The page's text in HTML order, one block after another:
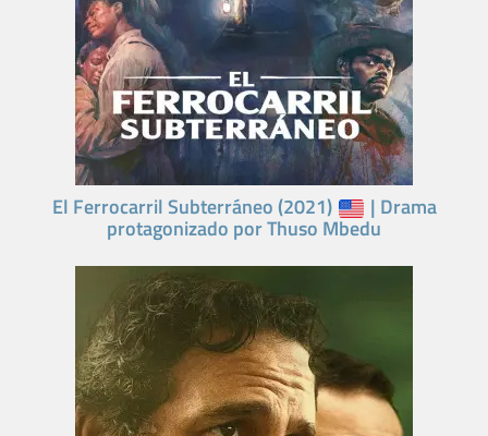
El Ferrocarril Subterráneo (2021) | Drama
protagonizado por Thuso Mbedu